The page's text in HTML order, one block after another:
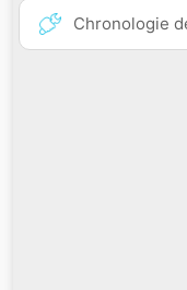
Chronologie